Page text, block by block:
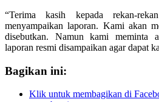
“Terima kasih kepada rekan-
menyampaikan laporan. Kami akan
disebutkan. Namun kami meminta
laporan resmi disampaikan agar dapat
Bagikan ini:
Klik untuk membagikan di